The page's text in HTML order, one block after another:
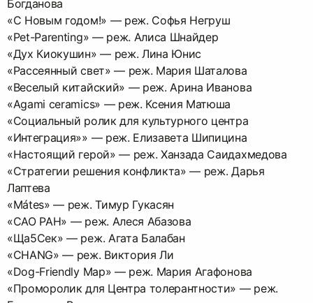
Богданова
«С Новым годом!» — реж. Софья Негруш
«Pet-Parenting» — реж. Алиса Шнайдер
«Дух Киокушин» — реж. Лина Юнис
«Рассеянный свет» — реж. Мария Шаталова
«Веселый китайский» — реж. Арина Иванова
«Agami ceramics» — реж. Ксения Матюша
«Социальный ролик для культурного центра
«Интеграция»» — реж. Елизавета Шипицина
«Настоящий герой» — реж. Ханзада Саидахмедова
«Стратегии решения конфликта» — реж. Дарья
Лаптева
«Mátes» — реж. Тимур Гукасян
«САО РАН» — реж. Алеся Абазова
«Ща5Сек» — реж. Агата Балабан
«CHANG» — реж. Виктория Ли
«Dog-Friendly Map» — реж. Мария Агафонова
«Проморолик для Центра толерантности» — реж.